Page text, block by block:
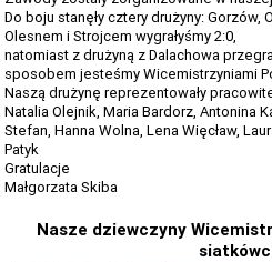
Do boju stanęły cztery drużyny: Gorzów,
Olesnem i Strojcem wygrałyśmy 2:0,
natomiast z drużyną z Dalachowa
sposobem jesteśmy Wicemistrzyniami
Naszą drużynę reprezentowały
Natalia Olejnik, Maria Bardorz, Antonina
Stefan, Hanna Wolna, Lena Więcław,
Patyk
Gratulacje
Małgorzata Skiba
Nasze dziewczyny